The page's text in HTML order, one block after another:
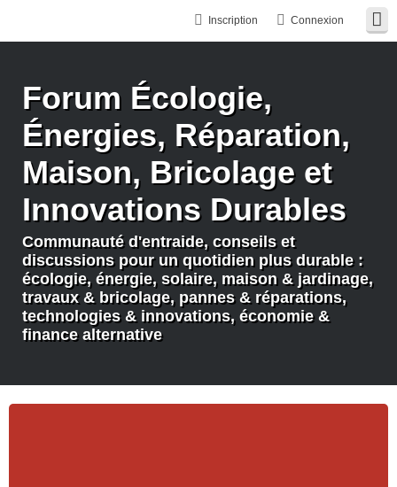
Connexion
Inscription
Forum Écologie,
Énergies, Réparation,
Maison, Bricolage et
Innovations Durables
Communauté d'entraide, conseils et
discussions pour un quotidien plus durable :
écologie, énergie, solaire, maison & jardinage,
travaux & bricolage, pannes & réparations,
technologies & innovations, économie &
finance alternative